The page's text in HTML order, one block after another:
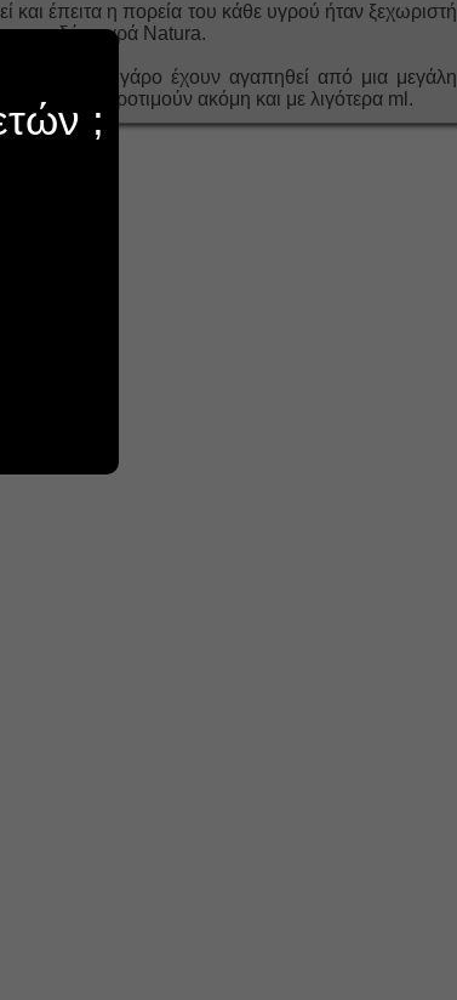
έπειτα η πορεία του κάθε υγρού ήταν ξεχωριστή
τα δύο υγρά Natura.
τσιγάρο έχουν αγαπηθεί από μια μεγάλη
να τα προτιμούν ακόμη και με λιγότερα ml.
;